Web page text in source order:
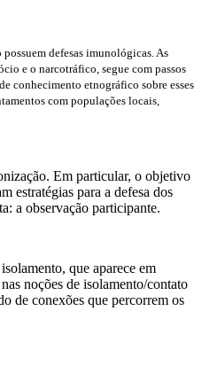
defesas imunológicas. As
e o narcotráfico, segue com passos
conhecimento etnográfico sobre esses
com populações locais,
Em particular, o objetivo
estratégias para a defesa dos
a observação participante.
que aparece em
noções de isolamento/contato
de conexões que percorrem os